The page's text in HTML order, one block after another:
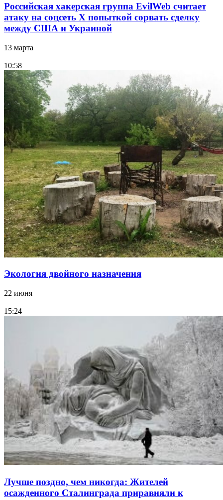
Российская хакерская группа EvilWeb считает
атаку на соцсеть Х попыткой сорвать сделку
между США и Украиной
13 марта
10:58
Экология двойного назначения
22 июня
15:24
Лучше поздно, чем никогда: Жителей
осажденного Сталинграда приравняли к